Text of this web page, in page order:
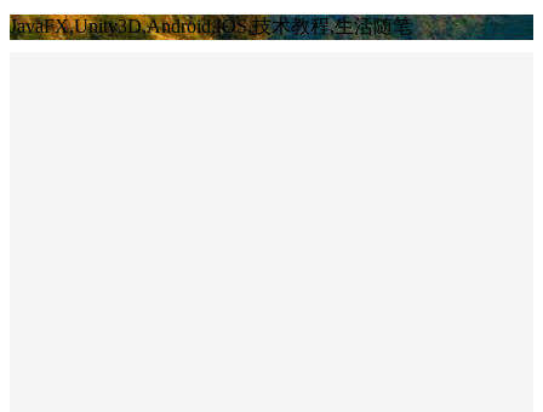
JavaFX,Unity3D,Android,IOS,技术教程,生活随笔